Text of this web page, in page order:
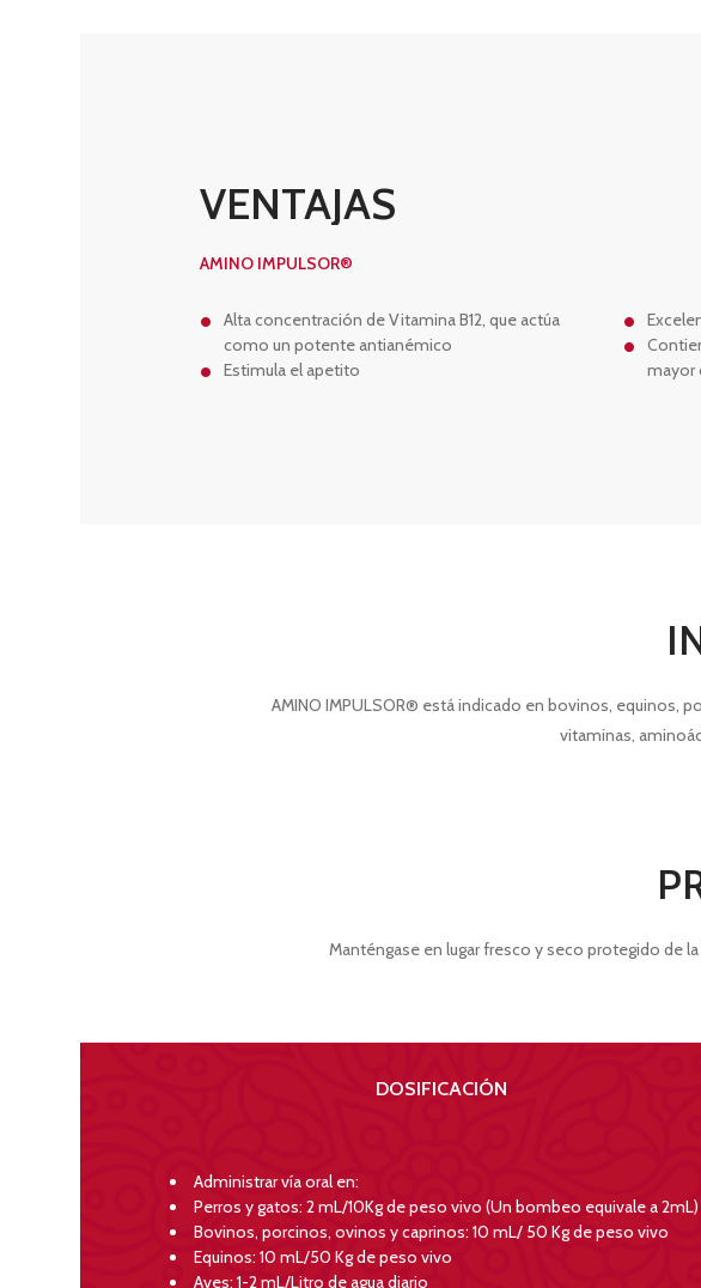
VENTAJAS
AMINO IMPULSOR®
Alta concentración de Vitamina B12, que actúa
como un potente antianémico
Estimula el apetito
mayor
AMINO IMPULSOR® está indicado en bovinos, equinos,
vitaminas,
Manténgase en lugar fresco y seco protegido de
DOSIFICACIÓN
Administrar vía oral en:
Perros y gatos: 2 mL/10Kg de peso vivo (Un bombeo equivale a 2mL)
Bovinos, porcinos, ovinos y caprinos: 10 mL/ 50 Kg de peso vivo
Equinos: 10 mL/50 Kg de peso vivo
Aves: 1-2 mL/Litro de agua diario